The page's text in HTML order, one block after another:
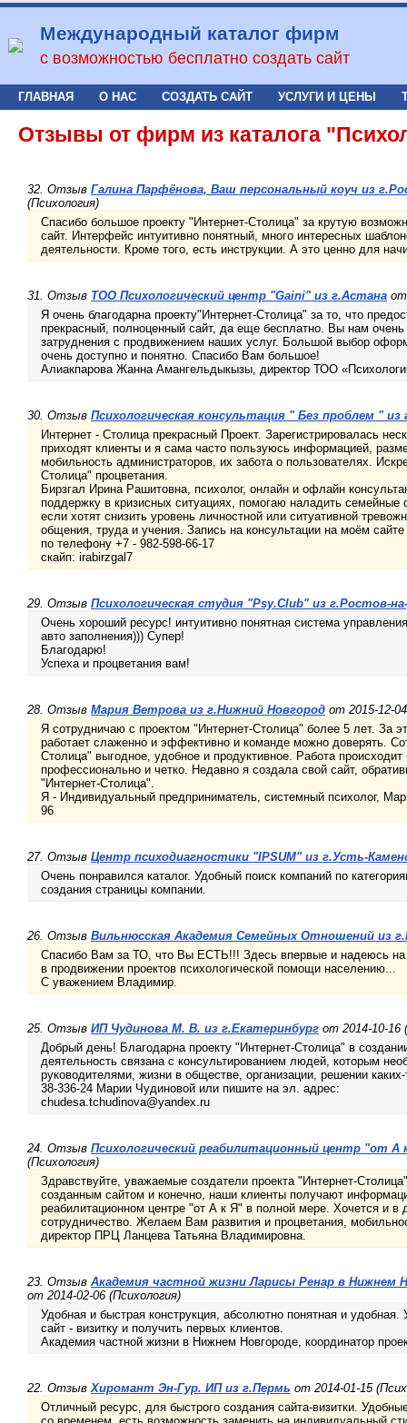
Международный каталог фирм
с возможностью бесплатно создать сайт
ГЛАВНАЯ О НАС СОЗДАТЬ САЙТ УСЛУГИ И ЦЕНЫ
Отзывы от фирм из каталога
32. Отзыв Галина Парфёнова, Ваш персональный коуч из
(Психология)
Спасибо большое проекту "Интернет-Столица" за крутую
сайт. Интерфейс интуитивно понятный, много интересных
деятельности. Кроме того, есть инструкции. А это ценно для
31. Отзыв ТОО Психологический центр "Gaini" из г.Астана от
Я очень благодарна проекту"Интернет-Столица" за то, что
прекрасный, полноценный сайт, да еще бесплатно. Вы нам
затруднения с продвижением наших услуг. Большой выбор
очень доступно и понятно. Спасибо Вам большое!
Алиакпарова Жанна Амангельдыкызы, директор ТОО
30. Отзыв Психологическая консультация " Без проблем " из
Интернет - Столица прекрасный Проект. Зарегистрировалась
приходят клиенты и я сама часто пользуюсь информацией,
мобильность администраторов, их забота о пользователях.
Столица" процветания.
Бирзгал Ирина Рашитовна, психолог, онлайн и офлайн
поддержку в кризисных ситуациях, помогаю наладить
если хотят снизить уровень личностной или ситуативной
общения, труда и учения. Запись на консультации на моём
по телефону +7 - 982-598-66-17
скайп: irabirzgal7
29. Отзыв Психологическая студия "Psy.Club" из г.Ростов-
Очень хороший ресурс! интуитивно понятная система
авто заполнения))) Супер!
Благодарю!
Успеха и процветания вам!
28. Отзыв Мария Ветрова из г.Нижний Новгород от 2015-12-
Я сотрудничаю с проектом "Интернет-Столица" более 5 лет. За
работает слаженно и эффективно и команде можно доверять.
Столица" выгодное, удобное и продуктивное. Работа
профессионально и четко. Недавно я создала свой сайт,
"Интернет-Столица".
Я - Индивидуальный предприниматель, системный психолог,
96
27. Отзыв Центр психодиагностики "IPSUM" из г.Усть-
Очень понравился каталог. Удобный поиск компаний по
создания страницы компании.
26. Отзыв Вильнюсская Академия Семейных Отношений из
Спасибо Вам за ТО, что Вы ЕСТЬ!!! Здесь впервые и надеюсь на
в продвижении проектов психологической помощи населению...
С уважением Владимир.
25. Отзыв ИП Чудинова М. В. из г.Екатеринбург от 2014-10-16
Добрый день! Благодарна проекту "Интернет-Столица" в
деятельность связана с консультированием людей, которым
руководителями, жизни в обществе, организации, решении
38-336-24 Марии Чудиновой или пишите на эл. адрес:
chudesa.tchudinova@yandex.ru
24. Отзыв Психологический реабилитационный центр "от А
(Психология)
Здравствуйте, уважаемые создатели проекта "Интернет-
созданным сайтом и конечно, наши клиенты получают
реабилитационном центре "от А к Я" в полной мере. Хочется и
сотрудничество. Желаем Вам развития и процветания,
директор ПРЦ Ланцева Татьяна Владимировна.
23. Отзыв Академия частной жизни Ларисы Ренар в Нижнем
от 2014-02-06 (Психология)
Удобная и быстрая конструкция, абсолютно понятная и
сайт - визитку и получить первых клиентов.
Академия частной жизни в Нижнем Новгороде, координатор
22. ОтзывХиромант Эн-Гур. ИП из г.Пермь от 2014-01-15
Отличный ресурс, для быстрого создания сайта-визитки.